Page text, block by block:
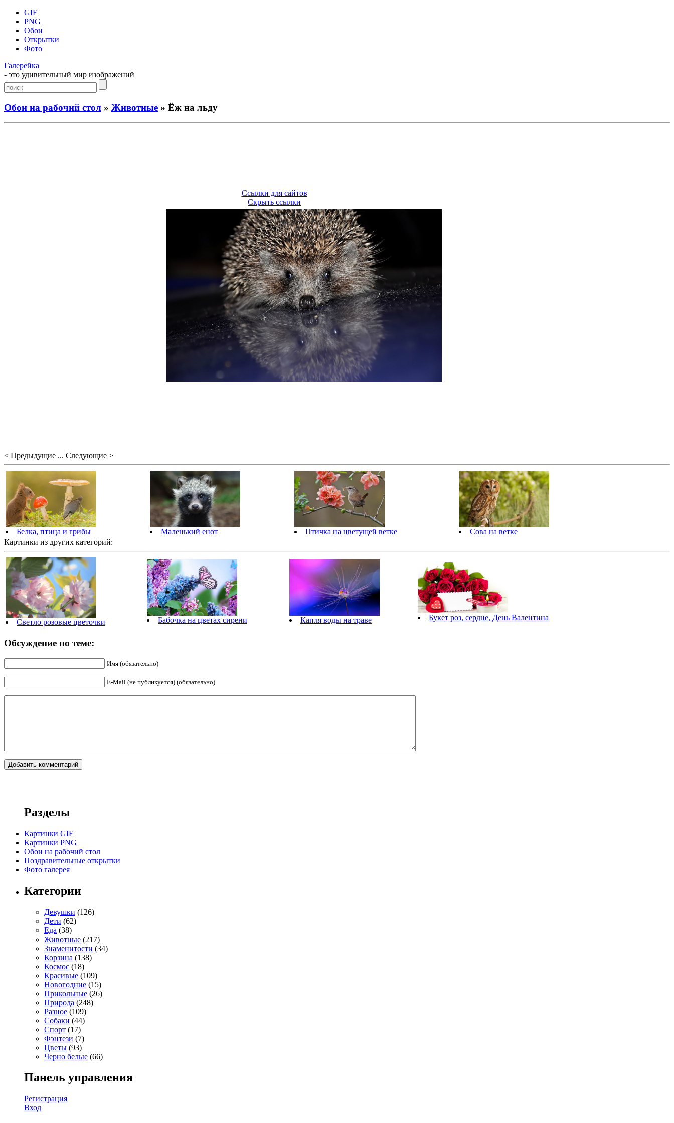
GIF
PNG
Обои
Открытки
Фото
Галерейка
- это удивительный мир изображений
Обои на рабочий стол » Животные » Ёж на льду
Ссылки для сайтов
Скрыть ссылки
< Предыдущие ... Следующие >
Белка, птица и грибы Маленький енот Птичка на цветущей ветке
Сова на ветке
Картинки из других категорий:
Светло розовые цветочки Бабочка на цветах сирени Капля воды на траве Букет роз, сердце, День Валентина
Обсуждение по теме:
Имя (обязательно)
E-Mail (не публикуется) (обязательно)
Разделы
Картинки GIF
Картинки PNG
Обои на рабочий стол
Поздравительные открытки
Фото галерея
Категории
Девушки (126)
Дети (62)
Еда (38)
Животные (217)
Знаменитости (34)
Корзина (138)
Космос (18)
Красивые (109)
Новогодние (15)
Прикольные (26)
Природа (248)
Разное (109)
Собаки (44)
Спорт (17)
Фэнтези (7)
Цветы (93)
Черно белые (66)
Панель управления
Регистрация
Вход